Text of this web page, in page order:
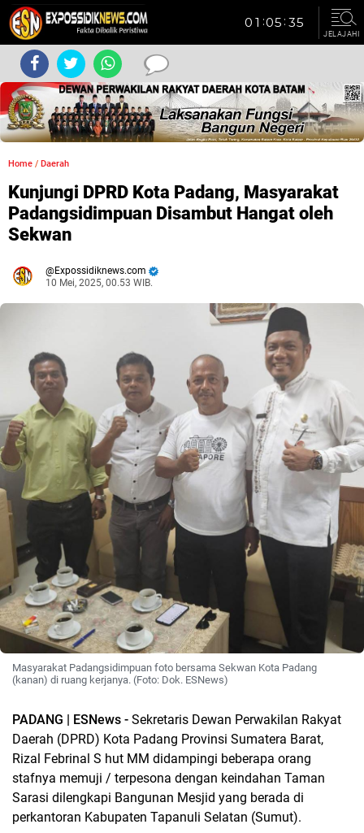
JELAJAHI
Home / Daerah
Kunjungi DPRD Kota Padang, Masyarakat
Padangsidimpuan Disambut Hangat oleh
Sekwan
Expossidiknews.com
10 Mei, 2025, 00.53 WIB.
Masyarakat Padangsidimpuan foto bersama Sekwan Kota Padang
(kanan) di ruang kerjanya. (Foto: Dok. ESNews)
PADANG | ESNews - Sekretaris Dewan Perwakilan Rakyat
Daerah (DPRD) Kota Padang Provinsi Sumatera Barat,
Rizal Febrinal S hut MM didampingi beberapa orang
stafnya memuji / terpesona dengan keindahan Taman
Sarasi dilengkapi Bangunan Mesjid yang berada di
perkantoran Kabupaten Tapanuli Selatan (Sumut).